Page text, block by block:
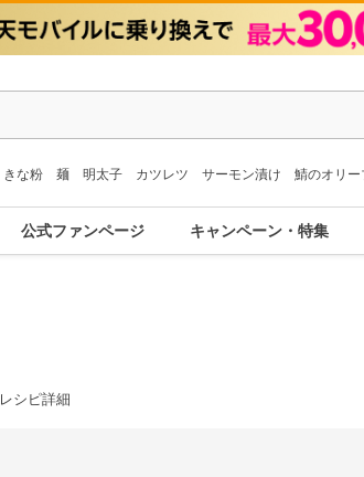
きな粉 麺 明太子 カツレツ サーモン漬け 鯖のオリー
公式ファンページ キャンペーン・特集
レシピ詳細